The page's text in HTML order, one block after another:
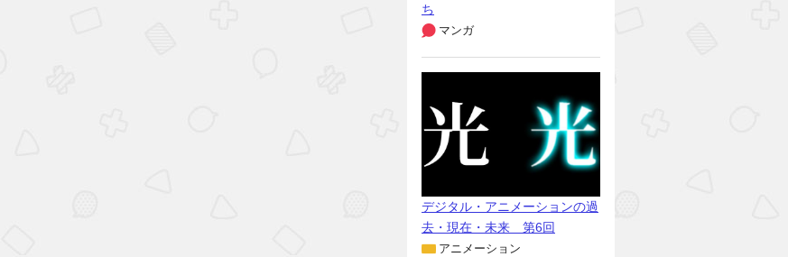
ち
マンガ
デジタル・アニメーションの過
去・現在・未来 第6回
アニメーション